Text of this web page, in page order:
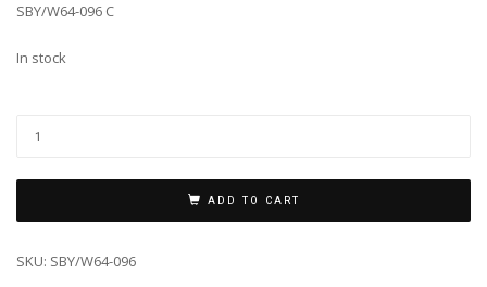
SBY/W64-096 C
In stock
ADD TO CART
SKU: SBY/W64-096